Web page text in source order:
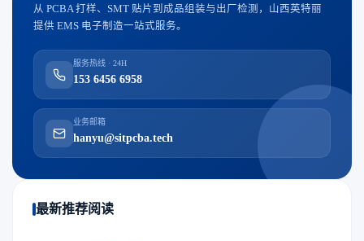
从 PCBA 打样、SMT 贴片到成品组装与出厂检测，山西英特丽
提供 EMS 电子制造一站式服务。
服务热线 · 24H
153 6456 6958
业务邮箱
hanyu@sitpcba.tech
最新推荐阅读